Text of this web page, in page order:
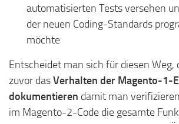
automatisierten Tests versehen
der neuen Coding-Standards
möchte
Entscheidet man sich für diesen Weg,
zuvor dasVerhalten der Magento-1-
dokumentieren damit man
im Magento-2-Code die gesamte